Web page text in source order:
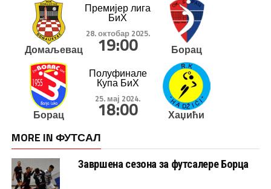
Домаљевац
Премијер лига
БиХ
28. октобар 2025.
19:00 Борац
Борац
Полуфинале
Купа БиХ
25. мај 2024.
18:00 Хаџићи
MORE IN ФУТСАЛ
Завршена сезона за футсалере Борца